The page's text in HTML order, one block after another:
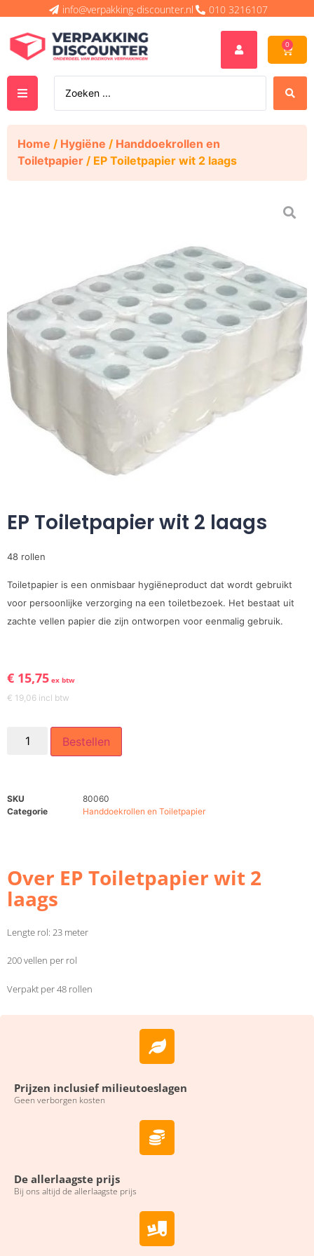
info@verpakking-discounter.nl 010 3216107
0
Home / Hygiëne / Handdoekrollen en
Toiletpapier / EP Toiletpapier wit 2 laags
EP Toiletpapier wit 2 laags
48 rollen
Toiletpapier is een onmisbaar hygiëneproduct dat wordt gebruikt
voor persoonlijke verzorging na een toiletbezoek. Het bestaat uit
zachte vellen papier die zijn ontworpen voor eenmalig gebruik.
€ 15,75 ex btw
€ 19,06 incl btw
Bestellen
SKU
80060
Categorie
Handdoekrollen en Toiletpapier
Over EP Toiletpapier wit 2
laags
Lengte rol: 23 meter
200 vellen per rol
Verpakt per 48 rollen
Prijzen inclusief milieutoeslagen
Geen verborgen kosten
De allerlaagste prijs
Bij ons altijd de allerlaagste prijs